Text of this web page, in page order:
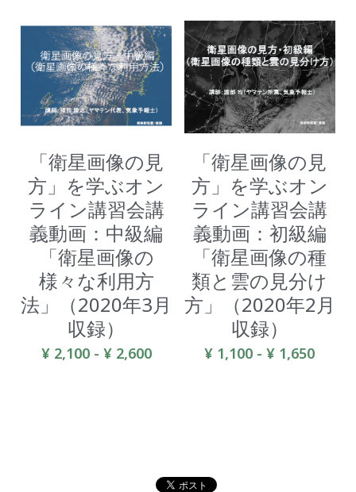
「衛星画像の見
方」を学ぶオン
ライン講習会講
義動画：中級編
「衛星画像の
様々な利用方
法」（2020年3月
収録）
¥ 2,100 - ¥ 2,600
「衛星画像の見
方」を学ぶオン
ライン講習会講
義動画：初級編
「衛星画像の種
類と雲の見分け
方」（2020年2月
収録）
¥ 1,100 - ¥ 1,650